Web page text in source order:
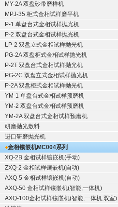
MY-2A 双盘砂带磨样机
MPJ-35 柜式金相试样磨平机
P-1 单盘台式金相试样抛光机
P-2 双盘台式金相试样抛光机
LP-2 双盘立式金相试样抛光机
PG-2A 双盘柜式金相试样抛光机
P-2T 双盘台式金相试样抛光机
PG-2C 双盘立式金相试样抛光机
P-2A 双盘柜式金相试样抛光机
YM-1 单盘台式金相试样预磨机
YM-2 双盘台式金相试样预磨机
YM-2A 双盘台式金相试样预磨机
研磨抛光敷料
进口研磨抛光机
金相镶嵌机MC004系列
XQ-2B 金相试样镶嵌机(手动)
ZXQ-2 金相试样镶嵌机(自动)
AXQ-5 金相试样镶嵌机(自动)
AXQ-50 金相试样镶嵌机(智能,一体机)
AXQ-100金相试样镶嵌机(智能,一体机,双室)